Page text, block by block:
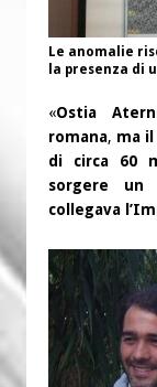
Le anomalie
la presenza di
«Ostia
romana, ma
di circa 60
sorgere un
collegava